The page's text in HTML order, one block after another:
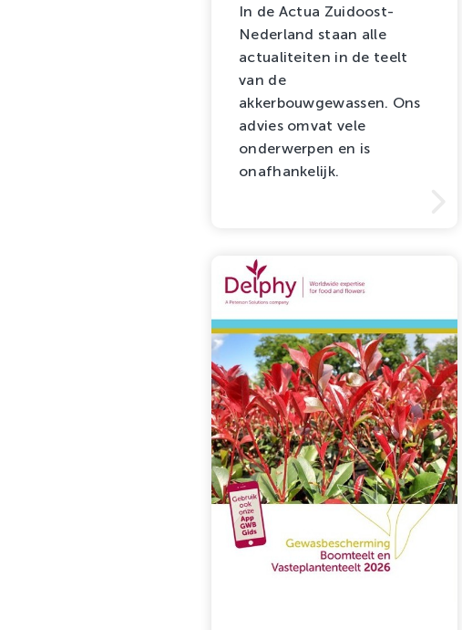
In de Actua Zuidoost-
Nederland staan alle
actualiteiten in de teelt
van de
akkerbouwgewassen. Ons
advies omvat vele
onderwerpen en is
onafhankelijk.